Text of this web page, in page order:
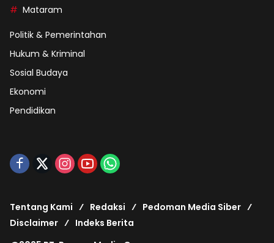
Mataram
Politik & Pemerintahan
Hukum & Kriminal
Sosial Budaya
Ekonomi
Pendidikan
Tentang Kami Redaksi
Pedoman Media Siber
Disclaimer
Indeks Berita